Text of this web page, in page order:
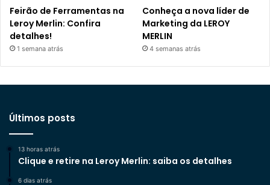
Feirão de Ferramentas na
Leroy Merlin: Confira
detalhes!
1 semana atrás
Conheça a nova líder de
Marketing da LEROY
MERLIN
4 semanas atrás
Últimos posts
13 horas atrás
Clique e retire na Leroy Merlin: saiba os detalhes
6 dias atrás